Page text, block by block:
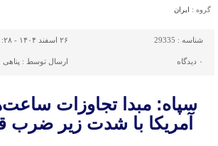
گروه : ایران
شناسه : 29335 ۲۶ اسفند ۱۴۰۴ - ۲۰:۲۸
۰ دیدگاه ارسال توسط : پناهی
سپاه: مبدا تجاوزات
آمریکا با شدت زیر ضرب